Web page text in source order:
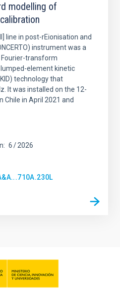
modelling of
line in post-rEionisation and
instrument was a
transform
element kinetic
technology that
It was installed on the 12-
Chile in April 2021 and
6 2026